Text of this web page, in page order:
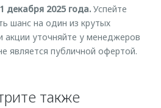
декабря 2025 года. Успейте
шанс на один из крутых
акции уточняйте у менеджеров
является публичной офертой.
также